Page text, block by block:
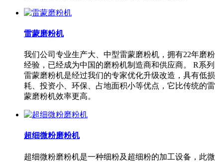
雷蒙磨粉机
我们公司专业生产大、中型雷蒙磨粉机，拥有22年磨粉
经验，已经成为中国的磨粉机制造商和供应商。 R系列
雷蒙磨粉机是经过我们的专家优化升级改造，具有低损
耗、投资小、环保、占地面积小等优点，它比传统的雷
蒙磨粉机效率更高。
超细微粉磨粉机
超细微粉磨粉机是一种细粉及超细粉的加工设备，此微